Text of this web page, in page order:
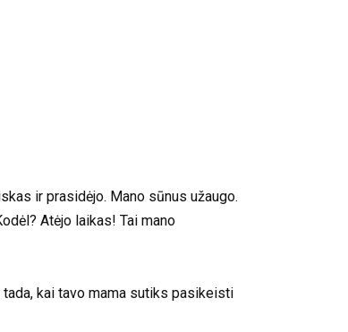
ir prasidėjo. Mano sūnus užaugo.
Atėjo laikas! Tai mano
kai tavo mama sutiks pasikeisti